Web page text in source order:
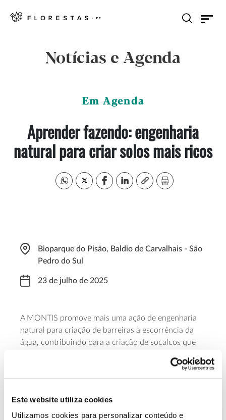
Este website utiliza cookies
Utilizamos cookies para personalizar conteúdo e
Notícias e Agenda
Em Agenda
Aprender fazendo: engenharia
natural para criar solos mais ricos
Bioparque do Pisão, Baldio de Carvalhais - São
Pedro do Sul
23 de julho de 2025
A MONTIS promove mais uma ação de engenharia
natural para criação de barreiras à escorrência da
água, contribuindo para a criação de socalcos que
criando condições mais propícias ao futuro
desenvolvimento da vegetação. O ponto de encontro
as atividades decorrem durante a manhã. A iniciativa
integra o programa Ciência Viva no Verão 2025.